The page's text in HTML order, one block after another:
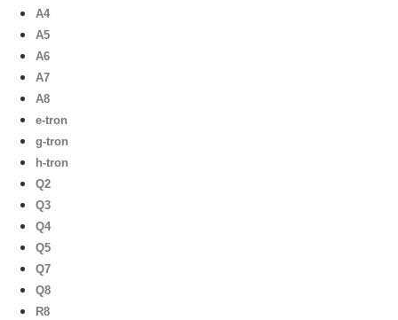
A4
A5
A6
A7
A8
e-tron
g-tron
h-tron
Q2
Q3
Q4
Q5
Q7
Q8
R8